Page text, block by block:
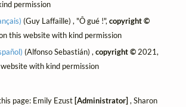
permission
(Guy Laffaille) , "Ô gué !",copyright ©
this website with kind permission
(Alfonso Sebastián) ,copyright © 2021,
with kind permission
page: Emily Ezust [Administrator] , Sharon